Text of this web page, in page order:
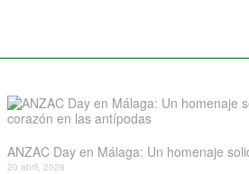
ANZAC Day en Málaga: Un homenaje
20 abril, 2026